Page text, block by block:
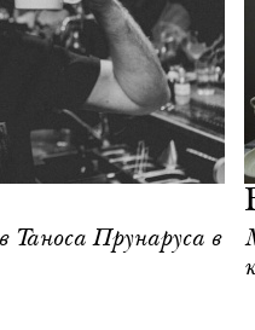
Таноса Прунаруса в